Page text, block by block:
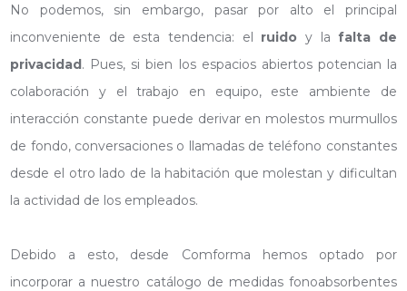
No podemos, sin embargo, pasar por alto el principal
inconveniente de esta tendencia: el ruido y lafalta de
privacidad. Pues, si bien los espacios abiertos potencian la
colaboración y el trabajo en equipo, este ambiente de
interacción constante puede derivar en molestos murmullos
de fondo, conversaciones o llamadas de teléfono constantes
desde el otro lado de la habitación que molestan y dificultan
la actividad de los empleados.
Debido a esto, desde Comforma hemos optado por
incorporar a nuestro catálogo de medidas fonoabsorbentes